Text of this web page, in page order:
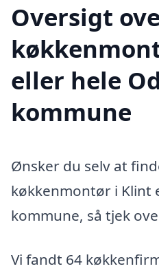
Oversigt
eller hele
kommune
Ønsker du selv at
køkkenmontør i Klint
kommune, så tjek
Vi fandt 64